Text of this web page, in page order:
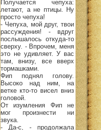
Получается чепуха:
летают, а не птицы. Ну
просто чепуха!
- Чепуха, мой друг, твои
рассуждения! - вдруг
послышалось откуда-то
сверху. - Впрочем, меня
это не удивляет. У вас
там, внизу, все вверх
тормашками.
Фип поднял голову.
Высоко над ним, на
ветке кто-то висел вниз
головой.
От изумления Фип не
мог произнести ни
звука.
- Да-с, - продолжала